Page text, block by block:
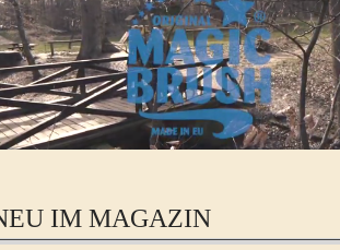
IM MAGAZIN